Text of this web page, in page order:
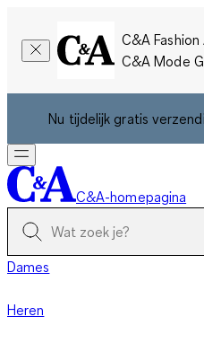
C&A Fashion
C&A Mode
Nu tijdelijk gratis
C&A-homepagina
Dames
Heren